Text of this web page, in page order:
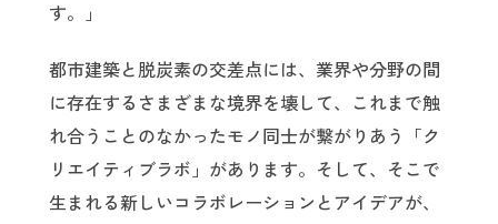
す。」
都市建築と脱炭素の交差点には、業界や分野の間
に存在するさまざまな境界を壊して、これまで触
れ合うことのなかったモノ同士が繋がりあう「ク
リエイティブラボ」があります。そして、そこで
生まれる新しいコラボレーションとアイデアが、